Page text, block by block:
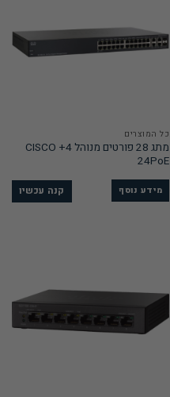
כל המוצרים
מתג 28 פורטים מנוהל 4+ CISCO
24PoE
מידע נוסף קנה עכשיו